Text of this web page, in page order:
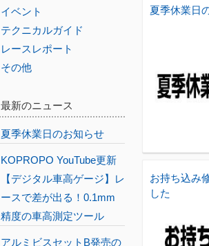
夏季休業日
お持ち込み
した
イベント
テクニカルガイド
レースレポート
その他
最新のニュース
夏季休業日のお知らせ
KOPROPO YouTube更新
【デジタル車高ゲージ】レ
ースで差が出る！0.1mm
精度の車高測定ツール
アルミビスセットB発売の